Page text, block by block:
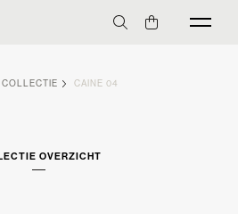
COLLECTIE CAINE 04
OVERZICHT